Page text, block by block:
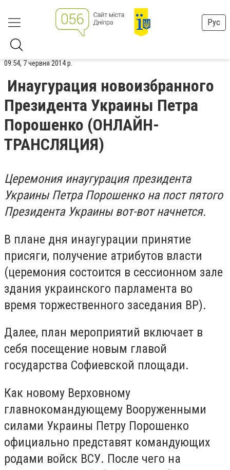
Рус
09:54, 7 червня 2014 р.
Инаугурация новоизбранного
Президента Украины Петра
Порошенко (ОНЛАЙН-
ТРАНСЛЯЦИЯ)
Церемония инаугурация президента
Украины Петра Порошенко на пост пятого
Президента Украины вот-вот начнется.
В плане дня инаугурации принятие
присяги, получение атрибутов власти
(церемония состоится в сессионном зале
здания украинского парламента во
время торжественного заседания ВР).
Далее, план мероприятий включает в
себя посещение новым главой
государства Софиевской площади.
Как новому Верховному
главнокомандующему Вооруженными
силами Украины Петру Порошенко
официально представят командующих
родами войск ВСУ. После чего на